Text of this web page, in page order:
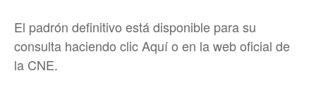
El padrón definitivo está disponible para su
consulta haciendo clicAquío en la web oficial de
la CNE.